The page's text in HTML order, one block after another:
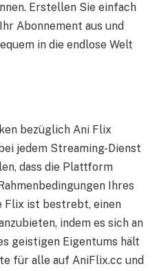
Erstellen Sie einfach
Abonnement aus und
in die endlose Welt
bezüglich Ani Flix
jedem Streaming-Dienst
dass die Plattform
Ihres
Flix ist bestrebt, einen
indem es sich an
geistigen Eigentums hält
für alle auf AniFlix.cc und